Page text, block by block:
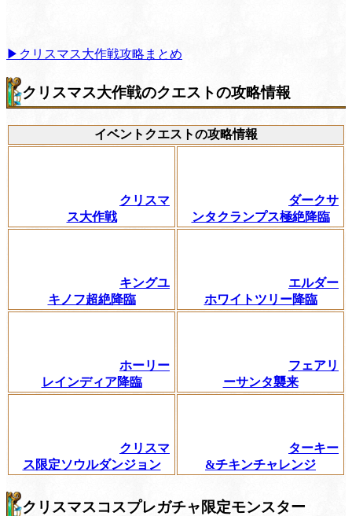
▶クリスマス大作戦攻略まとめ
クリスマス大作戦のクエストの攻略情報
イベントクエストの攻略情報
クリスマ
ス大作戦
ダークサ
ンタクランプス極絶降臨
キングユ
キノフ超絶降臨
エルダー
ホワイトツリー降臨
ホーリー
レインディア降臨
フェアリ
ーサンタ襲来
クリスマ
ス限定ソウルダンジョン
ターキー
&チキンチャレンジ
クリスマスコスプレガチャ限定モンスター